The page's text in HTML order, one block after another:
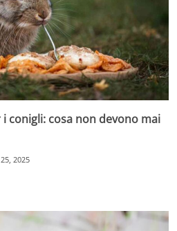
conigli: cosa non devono mai
2025